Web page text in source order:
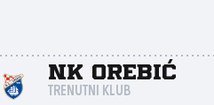
NK Orebić
TRENUTNI KLUB